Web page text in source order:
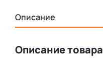
Описание
Описание товара